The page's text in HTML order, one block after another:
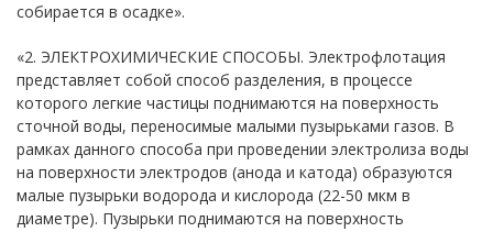
собирается в осадке».
«2. ЭЛЕКТРОХИМИЧЕСКИЕ СПОСОБЫ. Электрофлотация
представляет собой способ разделения, в процессе
которого легкие частицы поднимаются на поверхность
сточной воды, переносимые малыми пузырьками газов. В
рамках данного способа при проведении электролиза воды
на поверхности электродов (анода и катода) образуются
малые пузырьки водорода и кислорода (22-50 мкм в
диаметре). Пузырьки поднимаются на поверхность